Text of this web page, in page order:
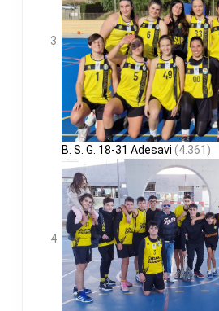
B. S. G. 18-31 Adesavi (4.361)